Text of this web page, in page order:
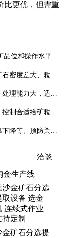
比更优，但需重
品位和操作水平。
上，低品位矿
密度差大、粒度
、粒度细时需增
率和精矿品位。
理能力大，适合
，两者常配合使
制合适给矿粒度
配合使用。
降等。预防关键
损件。
洽谈
金生产线
金矿石分选提